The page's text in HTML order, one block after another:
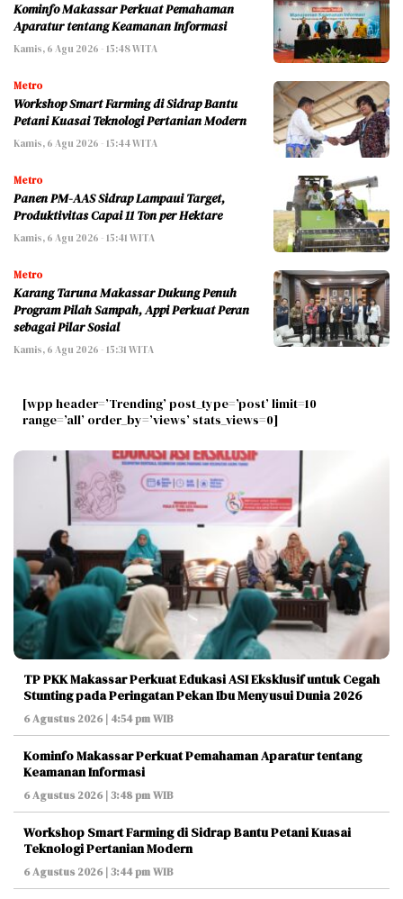
Kominfo Makassar Perkuat Pemahaman
Aparatur tentang Keamanan Informasi
Kamis, 6 Agu 2026 - 15:48 WITA
Metro
Workshop Smart Farming di Sidrap Bantu
Petani Kuasai Teknologi Pertanian Modern
Kamis, 6 Agu 2026 - 15:44 WITA
Metro
Panen PM-AAS Sidrap Lampaui Target,
Produktivitas Capai 11 Ton per Hektare
Kamis, 6 Agu 2026 - 15:41 WITA
Metro
Karang Taruna Makassar Dukung Penuh
Program Pilah Sampah, Appi Perkuat Peran
sebagai Pilar Sosial
Kamis, 6 Agu 2026 - 15:31 WITA
[wpp header=’Trending’ post_type=’post’ limit=10
range=’all’ order_by=’views’ stats_views=0]
TP PKK Makassar Perkuat Edukasi ASI Eksklusif untuk Cegah
Stunting pada Peringatan Pekan Ibu Menyusui Dunia 2026
6 Agustus 2026 | 4:54 pm WIB
Kominfo Makassar Perkuat Pemahaman Aparatur tentang
Keamanan Informasi
6 Agustus 2026 | 3:48 pm WIB
Workshop Smart Farming di Sidrap Bantu Petani Kuasai
Teknologi Pertanian Modern
6 Agustus 2026 | 3:44 pm WIB